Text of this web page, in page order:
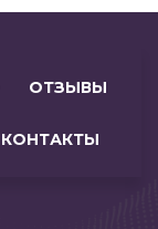
ОТЗЫВЫ
КОНТАКТЫ